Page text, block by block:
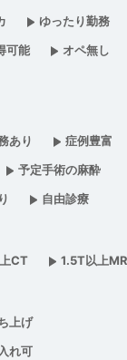
ゆったり勤務
可能
オペ無し
あり
症例豊富
予定手術の麻酔
自由診療
CT 1.5T以上
上げ
れ可